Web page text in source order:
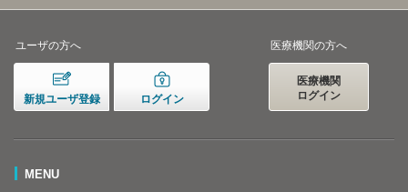
ユーザの方へ
新規ユーザ登録 ログイン
医療機関の方へ
医療機関
ログイン
MENU